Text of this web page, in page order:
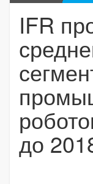
IFR
до